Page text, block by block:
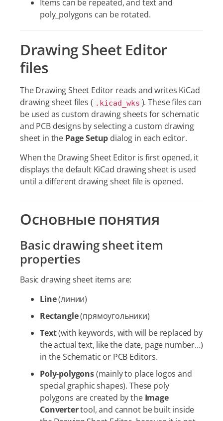
Items can be repeated, and text and
poly_polygons can be rotated.
Drawing Sheet Editor
files
The Drawing Sheet Editor reads and writes KiCad
drawing sheet files ( .kicad_wks ). These files can
be used as custom drawing sheets for schematic
and PCB designs by selecting a custom drawing
sheet in the Page Setup dialog in each editor.
When the Drawing Sheet Editor is first opened, it
displays the default KiCad drawing sheet is used
until a different drawing sheet file is opened.
Основные понятия
Basic drawing sheet item
properties
Basic drawing sheet items are:
Line(линии)
Rectangle(прямоугольники)
Text(with keywords, with will be replaced by
the actual text, like the date, page number…​)
in the Schematic or PCB Editors.
Poly-polygons(mainly to place logos and
special graphic shapes). These poly
polygons are created by the Image
Convertertool, and cannot be built inside